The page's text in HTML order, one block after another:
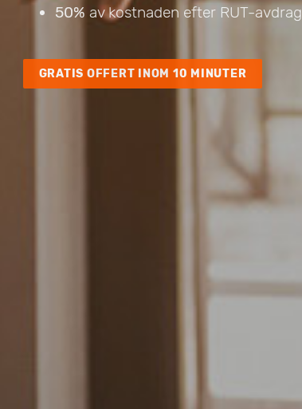
50% av kostnaden efter RUT-avdrag
GRATIS OFFERT INOM 10 MINUTER